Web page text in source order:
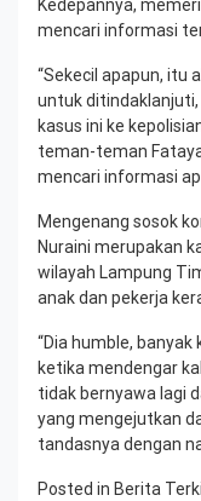
Kedepannya,
mencari informasi
“Sekecil apapun, itu
untuk
kasus ini ke
teman-teman
mencari informasi
Mengenang sosok
Nuraini merupakan
wilayah Lampung
anak dan pekerja
“Dia humble,
ketika mendengar
tidak bernyawa lagi
yang mengejutkan
tandasnya dengan
Posted in Berita